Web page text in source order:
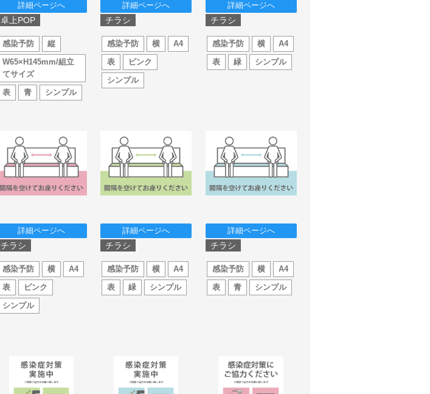
詳細ページへ
卓上POP
感染予防
縦
W65×H145mm/組立
てサイズ
表
青 シンプル
詳細ページへ
チラシ
感染予防 横
A4
表
ピンク
シンプル
詳細ページへ
チラシ
感染予防 横
A4
表
緑 シンプル
詳細ページへ
チラシ
感染予防 横
A4
表
ピンク
シンプル
詳細ページへ
チラシ
感染予防 横
A4
表
緑 シンプル
詳細ページへ
チラシ
感染予防 横
A4
表
青 シンプル